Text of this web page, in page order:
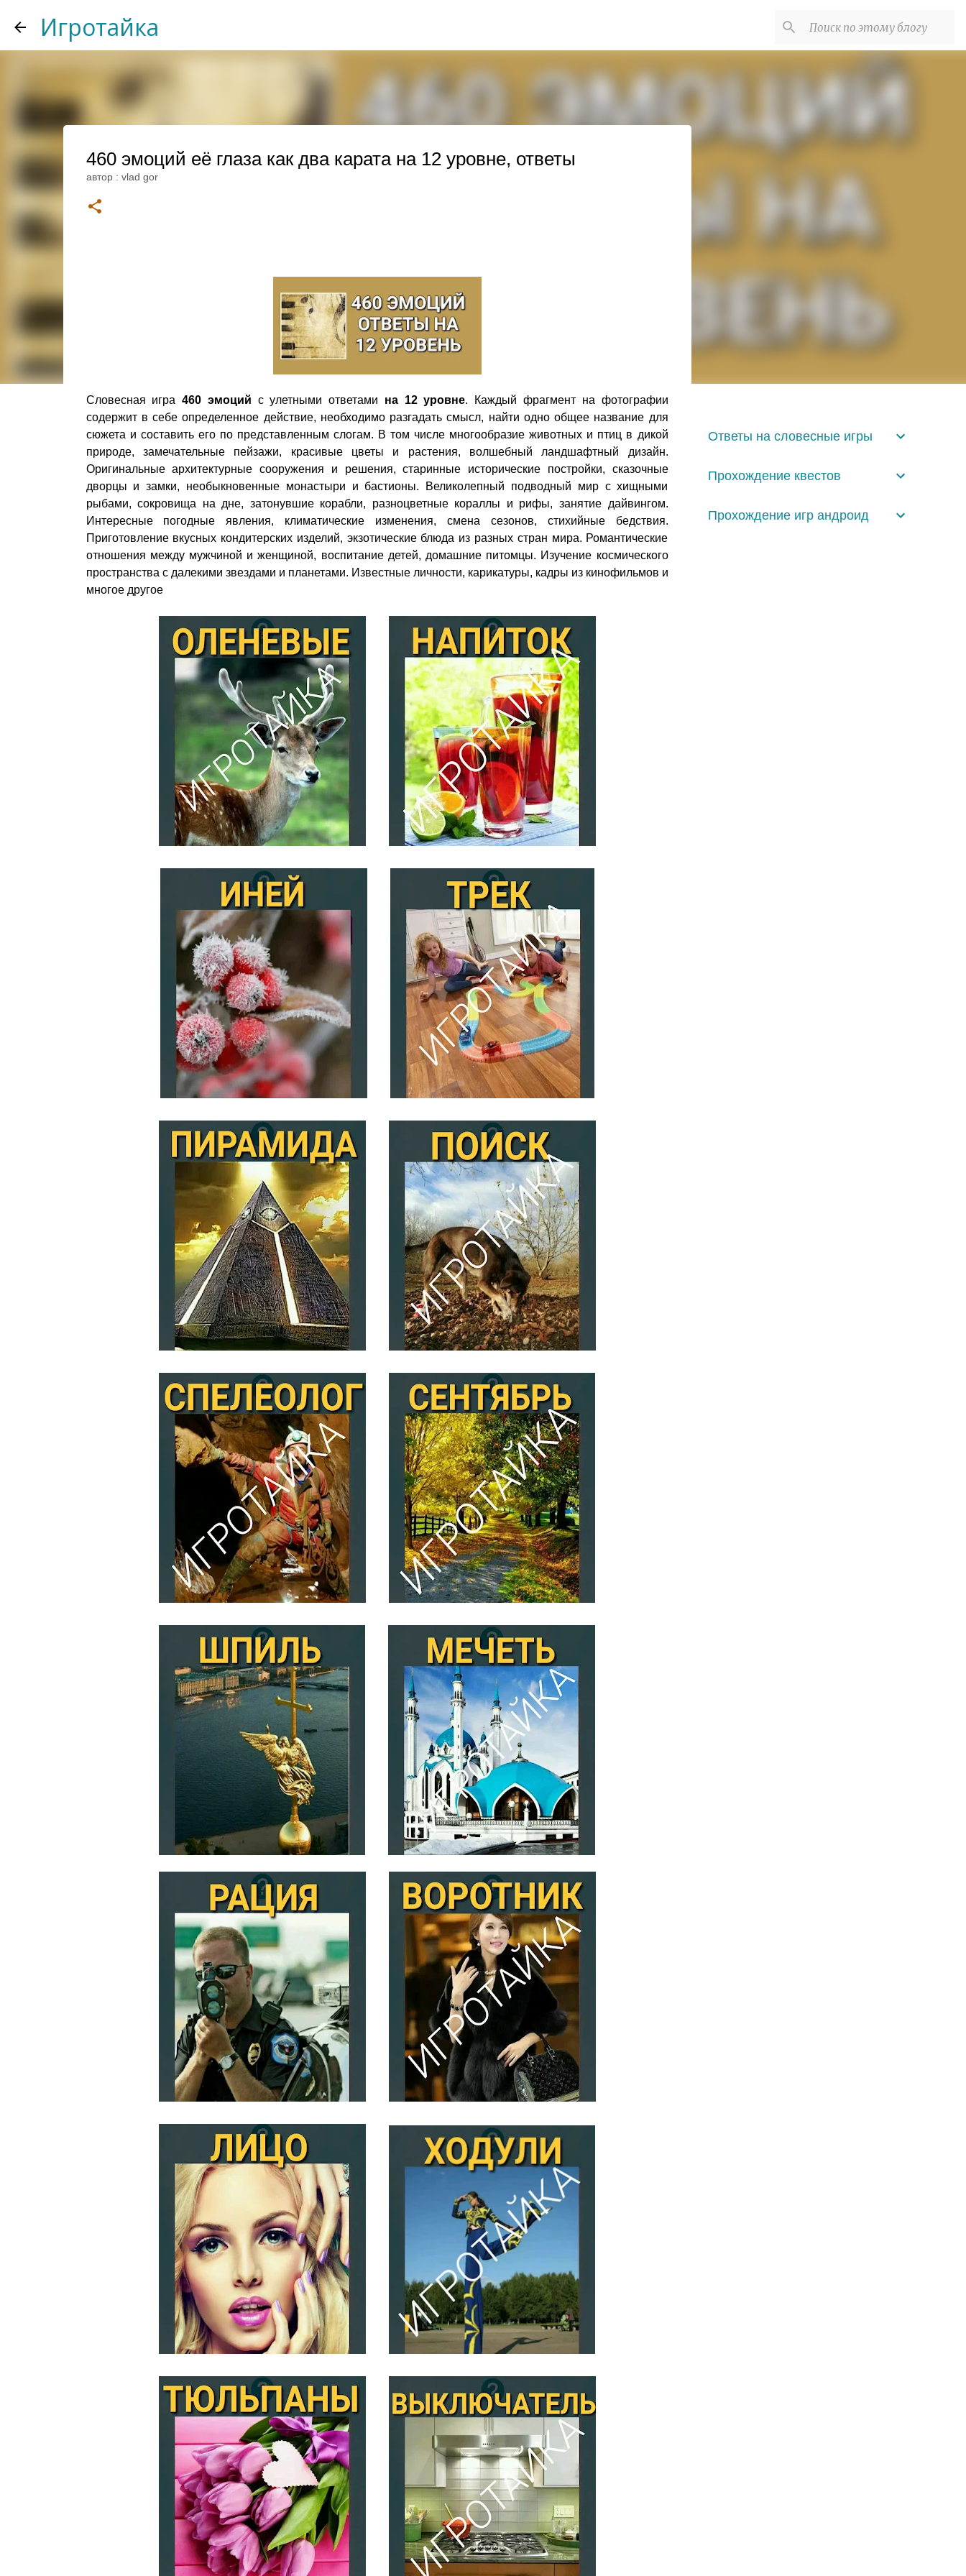
Игротайка
460 эмоций её глаза как два карата на 12 уровне, ответы
автор : vlad gor
Словесная игра460 эмоций с улетными ответами на 12 уровне. Каждый фрагмент на фотографии
содержит в себе определенное действие, необходимо разгадать смысл, найти одно общее название для
сюжета и составить его по представленным слогам. В том числе многообразие животных и птиц в дикой
природе, замечательные пейзажи, красивые цветы и растения, волшебный ландшафтный дизайн.
Оригинальные архитектурные сооружения и решения, старинные исторические постройки, сказочные
дворцы и замки, необыкновенные монастыри и бастионы. Великолепный подводный мир с хищными
рыбами, сокровища на дне, затонувшие корабли, разноцветные кораллы и рифы, занятие дайвингом.
Интересные погодные явления, климатические изменения, смена сезонов, стихийные бедствия.
Приготовление вкусных кондитерских изделий, экзотические блюда из разных стран мира. Романтические
отношения между мужчиной и женщиной, воспитание детей, домашние питомцы. Изучение космического
пространства с далекими звездами и планетами. Известные личности, карикатуры, кадры из кинофильмов и
многое другое
Ответы на словесные игры
Прохождение квестов
Прохождение игр андроид